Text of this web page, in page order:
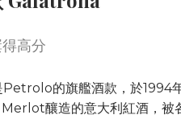
高分
的旗艦酒款，於1994
釀造的意大利紅酒，被